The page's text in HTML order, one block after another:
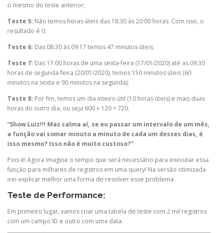
o mesmo do teste anterior;
Teste 5: Não temos horas úteis das 18:30 às 20:00 horas. Com isso, o
resultado é 0;
Teste 6: Das 08:30 às 09:17 temos 47 minutos úteis;
Teste 7: Das 17:00 horas de uma sexta-feira (17/01/2020) até as 09:30
horas de segunda-feira (20/01/2020), temos 150 minutos úteis (60
minutos na sexta e 90 minutos na segunda);
Teste 8: Por fim, temos um dia inteiro útil (10 horas úteis) e mais duas
horas do outro dia, ou seja 600 + 120 = 720.
“Show Luiz!!! Mas calma aí, se eu passar um intervalo de um mês,
a função vai somar minuto a minuto de cada um desses dias, é
isso mesmo? Isso não é muito custoso?”
Pois é! Agora imagine o tempo que será necessário para executar essa
função para milhares de registros em uma query! Na versão otimizada
irei explicar melhor uma forma de resolver esse problema.
Teste de Performance:
Em primeiro lugar, vamos criar uma tabela de teste com 2 mil registros
com um campo ID e outro com uma data.